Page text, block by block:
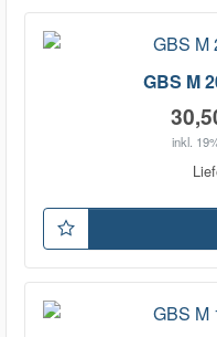
GBS M
inkl.